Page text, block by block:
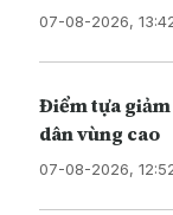
07-08-2026,
Điểm tựa
dân vùng cao
07-08-2026,